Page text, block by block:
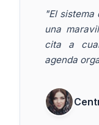
"El sistema
una
cita a
agenda